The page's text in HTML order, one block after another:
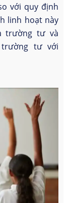
với quy định
linh hoạt này
trường tư và
tư với